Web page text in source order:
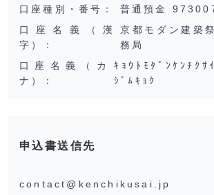
口座種別・番号：
普通預金
口座名義（漢
字）：
京都モダン建築
務局
口座名義（カ
ナ）：
ｷｮｳﾄﾓﾀﾞﾝｹﾝﾁｸｻ
ｼﾞﾑｷｮｸ
申込書送信先
contact@kenchikusai.jp